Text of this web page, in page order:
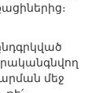
մեջ